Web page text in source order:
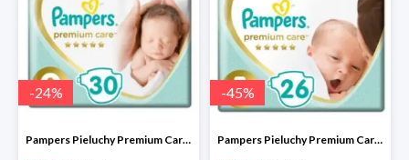
-24%
Pampers Pieluchy Premium Care 0 Newborn -24%
-45%
Pampers Pieluchy Premium Care 1 Newborn -44%